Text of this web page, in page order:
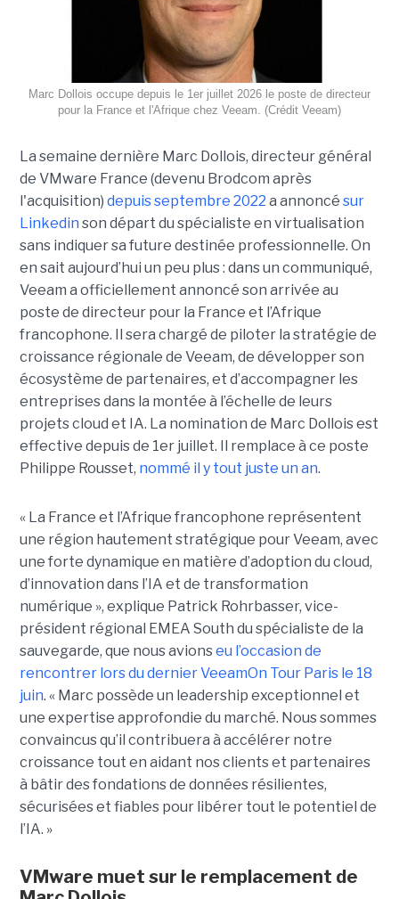
Marc Dollois occupe depuis le 1er juillet 2026 le poste de directeur
pour la France et l'Afrique chez Veeam. (Crédit Veeam)
La semaine dernière Marc Dollois, directeur général
de VMware France (devenu Brodcom après
l'acquisition) depuis septembre 2022 a annoncé sur
Linkedin son départ du spécialiste en virtualisation
sans indiquer sa future destinée professionnelle. On
en sait aujourd’hui un peu plus : dans un communiqué,
Veeam a officiellement annoncé son arrivée au
poste de directeur pour la France et l’Afrique
francophone. Il sera chargé de piloter la stratégie de
croissance régionale de Veeam, de développer son
écosystème de partenaires, et d’accompagner les
entreprises dans la montée à l’échelle de leurs
projets cloud et IA. La nomination de Marc Dollois est
effective depuis de 1er juillet. Il remplace à ce poste
Philippe Rousset, nommé il y tout juste un an.
« La France et l’Afrique francophone représentent
une région hautement stratégique pour Veeam, avec
une forte dynamique en matière d’adoption du cloud,
d’innovation dans l’IA et de transformation
numérique », explique Patrick Rohrbasser, vice-
président régional EMEA South du spécialiste de la
sauvegarde, que nous avionseu l’occasion de
rencontrer lors du dernier VeeamOn Tour Paris le 18
juin. « Marc possède un leadership exceptionnel et
une expertise approfondie du marché. Nous sommes
convaincus qu’il contribuera à accélérer notre
croissance tout en aidant nos clients et partenaires
à bâtir des fondations de données résilientes,
sécurisées et fiables pour libérer tout le potentiel de
l’IA. »
VMware muet sur le remplacement de